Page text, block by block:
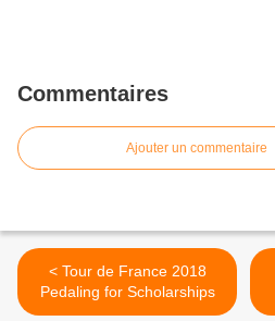
Commentaires
Ajouter un commentaire
< Tour de France 2018
Pedaling for Scholarships